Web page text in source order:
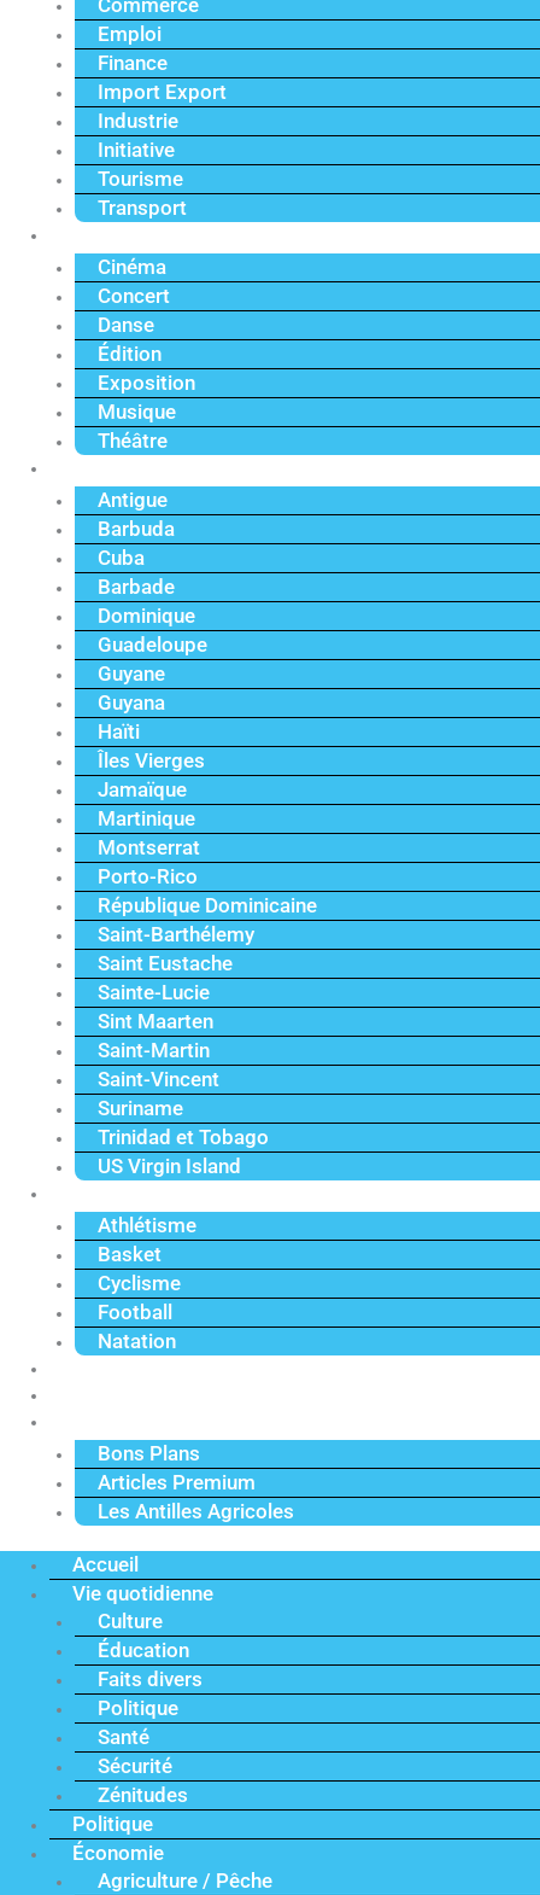
Commerce
Emploi
Finance
Import Export
Industrie
Initiative
Tourisme
Transport
Cinéma
Concert
Danse
Édition
Exposition
Musique
Théâtre
Antigue
Barbuda
Cuba
Barbade
Dominique
Guadeloupe
Guyane
Guyana
Haïti
Îles Vierges
Jamaïque
Martinique
Montserrat
Porto-Rico
République Dominicaine
Saint-Barthélemy
Saint Eustache
Sainte-Lucie
Sint Maarten
Saint-Martin
Saint-Vincent
Suriname
Trinidad et Tobago
US Virgin Island
Athlétisme
Basket
Cyclisme
Football
Natation
Bons Plans
Articles Premium
Les Antilles Agricoles
Accueil
Vie quotidienne
Culture
Éducation
Faits divers
Politique
Santé
Sécurité
Zénitudes
Politique
Économie
Agriculture / Pêche